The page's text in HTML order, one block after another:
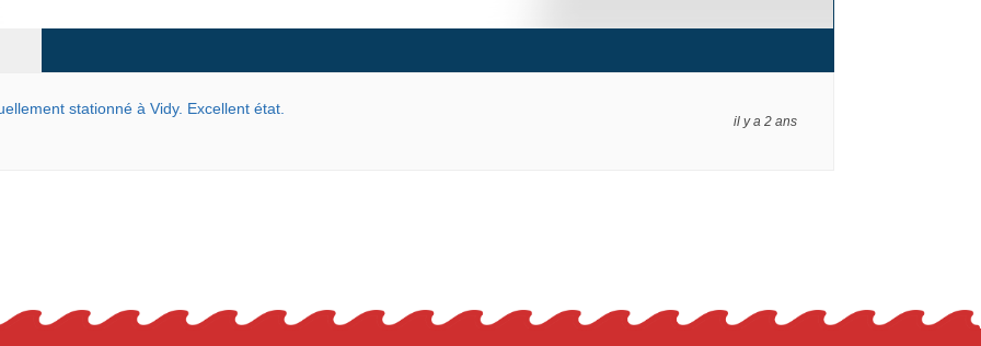
stationné à Vidy. Excellent état.
il y a 2 ans